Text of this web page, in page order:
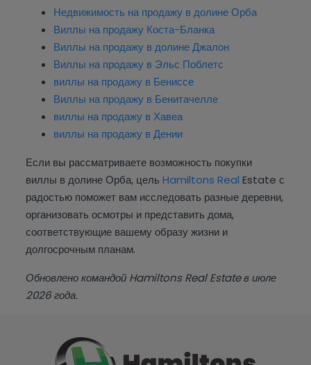
Недвижимость на продажу в долине Орба
Виллы на продажу Коста-Бланка
Виллы на продажу в долине Джалон
Виллы на продажу в Эльс Поблетс
виллы на продажу в Бениссе
Виллы на продажу в Бенитачелле
виллы на продажу в Хавеа
виллы на продажу в Дении
Если вы рассматриваете возможность покупки
виллы в долине Орба, цельHamiltons Real Estate с
радостью поможет вам исследовать разные деревни,
организовать осмотры и представить дома,
соответствующие вашему образу жизни и
долгосрочным планам.
Обновлено командой Hamiltons Real Estate в июле
2026 года.